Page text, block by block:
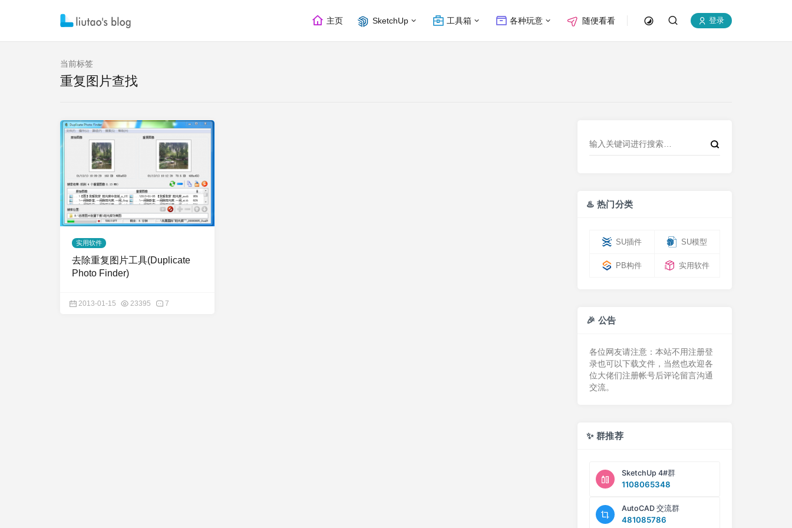
主页 SketchUp 工具箱 各种玩意 随便看看 登录
当前标签
重复图片查找
实用软件
去除重复图片工具(Duplicate
Photo Finder)
2013-01-15 23395 7
♨️ 热门分类
SU插件 SU模型
PB构件 实用软件
🎉 公告
各位网友请注意：本站不用注册登
录也可以下载文件，当然也欢迎各
位大佬们注册帐号后评论留言沟通
交流。
✨ 群推荐
SketchUp 4#群
1108065348
AutoCAD 交流群
481085786